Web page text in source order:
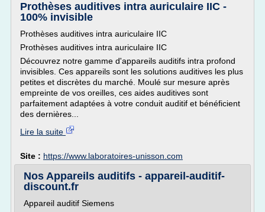
Prothèses auditives intra auriculaire IIC -
100% invisible
Prothèses auditives intra auriculaire IIC
Prothèses auditives intra auriculaire IIC
Découvrez notre gamme d'appareils auditifs intra profond
invisibles. Ces appareils sont les solutions auditives les plus
petites et discrètes du marché. Moulé sur mesure après
empreinte de vos oreilles, ces aides auditives sont
parfaitement adaptées à votre conduit auditif et bénéficient
des dernières...
Lire la suite
Site : https://www.laboratoires-unisson.com
Nos Appareils auditifs - appareil-auditif-
discount.fr
Appareil auditif Siemens